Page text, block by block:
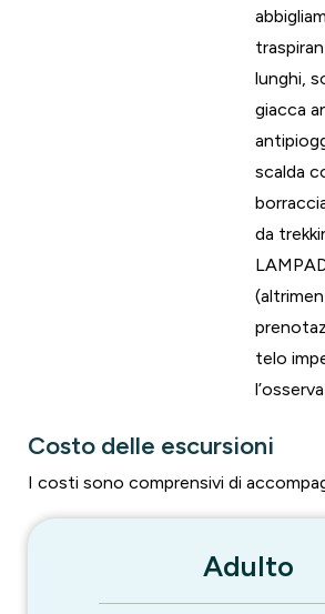
lunghi,
giacca
scalda
da
telo
Costo delle escursioni
I costi sono comprensivi di
Adulto